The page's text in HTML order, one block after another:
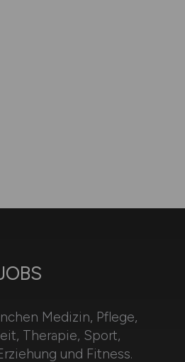
Medizin, Pflege,
Therapie, Sport,
und Fitness.